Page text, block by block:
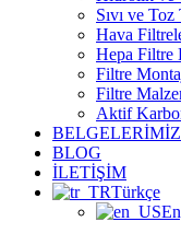
Sıvı ve
Hava
Hepa Filtre
Filtre
Filtre
Aktif
BELGELERİMİZ
BLOG
İLETİŞİM
Türkçe